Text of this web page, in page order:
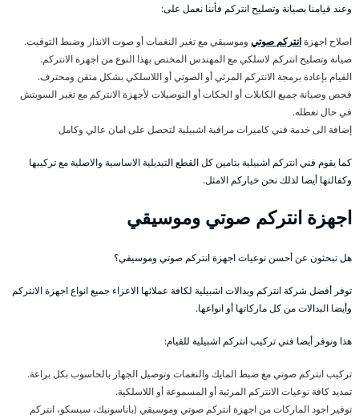
وعند قيامنا بصيانة وتصليح انتركم فأننا نعمل على:
اصلاح اجهزةانتركم صوتي وموسيقي مع تغير النغمات أو صوت الانذار وضبط التوقيت.
صيانة وتصليح انتركم لاسلكي مع المهندس المختص بهذا النوع من اجهزة الانتركم.
القيام بإعادة برمجة الانتركم المرئي أو الصوتي أو اللاسلكي بشكل متقن ومحترف.
فحص وصيانة جميع الكابلات أو الجكات أو التوصيلات لأجهزة الانتركم مع تغير السويتش
في حال تعطله.
إضافة الى خدمة فني كاميرات مراقبة اشبيلية لتحصل على امان عالي وكامل
كما يقوم فني انتركم اشبيلية بتامين كل القطع التبديلية الاساسية والاصلية مع تركيبها
وكفالتها أيضا لذلك نحن خياركم الامثل.
اجهزة انتركم صوتي وموسيقي
هل تبحثون عن أحسن نوعيات اجهزة انتركم صوتي وموسيقي؟
توفر أفضل شركة انتركم وبدالات اشبيلية لكافة عملائها الاعزاء جميع انواع اجهزة الانتركم
وأيضا البدالات من كل ماركاتها أو انواعها.
هذا ونوفر أيضا فني تركيب انتركم اشبيلية للقيام:
تركيب انتركم صوتي مع ضبط المايك والنغمات وتوصيل الجهاز بالحاسوب بكل براعة.
تمديد كافة نوعيات الانتركم المرئية أو المسموعة أو اللاسلكية.
توفير اجود الماركات من اجهزة انتركم صوتي وموسيقي (باناسونيك، سيسكو، انتركم